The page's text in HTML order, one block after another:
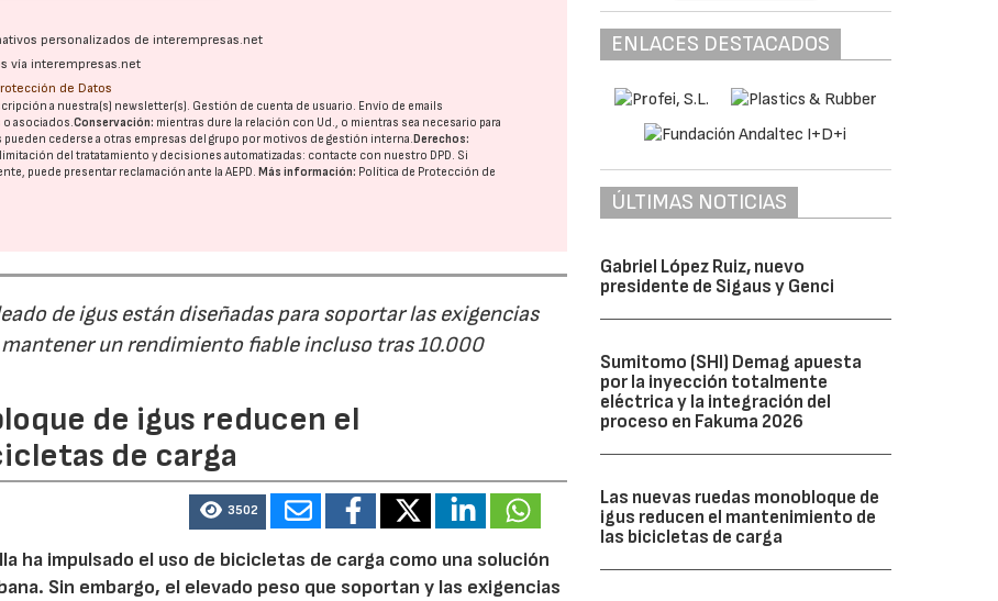
personalizados de interempresas.net
vía interempresas.net
de Datos
a nuestra(s) newsletter(s). Gestión de cuenta de usuario. Envío de emails
o asociados.Conservación: mientras dure la relación con Ud., o mientras sea necesario para
pueden cederse a otras empresas del grupo por motivos de gestión interna.Derechos:
del tratatamiento y decisiones automatizadas: contacte con nuestro DPD. Si
puede presentar reclamación ante laAEPD.Más información: Política de Protección de
de igus están diseñadas para soportar las exigencias
un rendimiento fiable incluso tras 10.000
de igus reducen el
de carga
3502
ha impulsado el uso de bicicletas de carga como una solución
Sin embargo, el elevado peso que soportan y las exigencias
ENLACES DESTACADOS
ÚLTIMAS NOTICIAS
Gabriel López Ruiz, nuevo
presidente de Sigaus y Genci
Sumitomo (SHI) Demag apuesta
por la inyección totalmente
eléctrica y la integración del
proceso en Fakuma 2026
Las nuevas ruedas monobloque de
igus reducen el mantenimiento de
las bicicletas de carga